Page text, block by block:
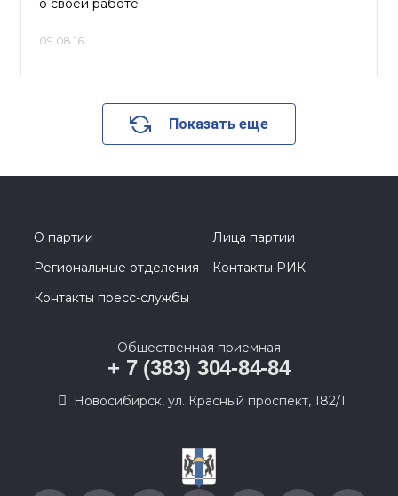
о своей работе
09.08.16
Показать еще
О партии
Лица партии
Региональные отделения
Контакты РИК
Контакты пресс-службы
Общественная приемная
+ 7 (383) 304-84-84
Новосибирск, ул. Красный проспект, 182/1